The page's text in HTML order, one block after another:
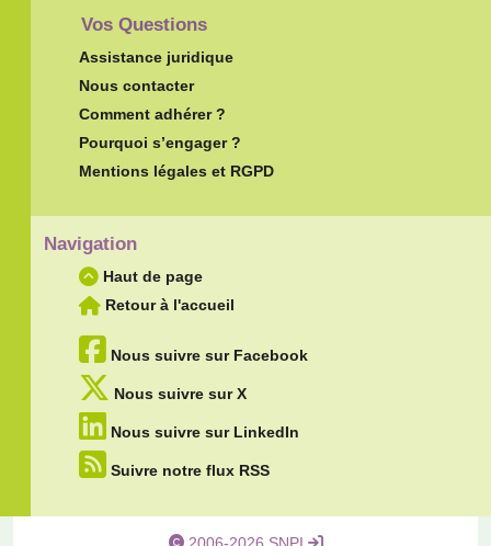
Vos Questions
Assistance juridique
Nous contacter
Comment adhérer ?
Pourquoi s’engager ?
Mentions légales et RGPD
Navigation
Haut de page
Retour à l'accueil
Nous suivre sur Facebook
Nous suivre sur X
Nous suivre sur LinkedIn
Suivre notre flux RSS
2006-2026 SNPI